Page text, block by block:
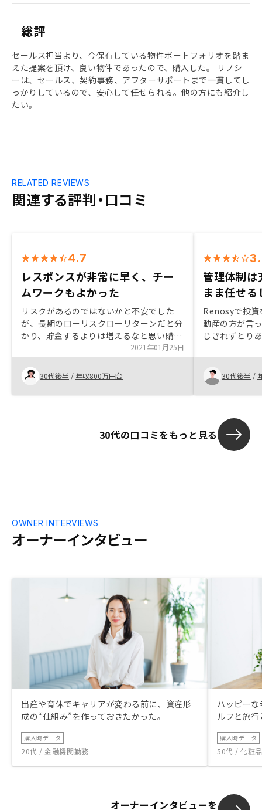
総評
セールス担当より、今保有している物件ポートフォリオを踏ま
えた提案を頂け、良い物件であったので、購入した。 リノシ
ーは、セールス、契約事務、アフターサポートまで一貫してし
っかりしているので、安心して任せられる。他の方にも紹介し
たい。
関連する評判・口コミ
RELATED REVIEWS
4.7
レスポンスが非常に早く、チー
ムワークもよかった
リスクがあるのではないかと不安でした
が、長期のローリスクローリターンだと分
かり、貯金するよりは増えるなと思い購入
しました。知人が元GAクライアントから
のGAの社員であることが何より信用でき
ました。サポートメンバーの3人の方のレ
スポンスが非常に早く、チームワークの良
さもすごく良かったです。RENOSYのこと
に少ないとは思いますが、書くものが本当
2021年01月25日
30代後半 / 年収800万円台
管理体制は
まま任せ
Renosyで投資
動産の方が言
じきれずとり
ない中で決め
したが、現状
いということ
談でAmazon
ったことから
るという点で
30代後半 /
30代の口コミをもっと見る
オーナーインタビュー
OWNER INTERVIEWS
出産や育休でキャリアが変わる前に、資産形
成の“仕組み”を作っておきたかった。
購入時データ
20代 / 金融機関勤務
ハッピー
ルフと旅
購入時データ
50代 / 化粧
オーナーインタビューを